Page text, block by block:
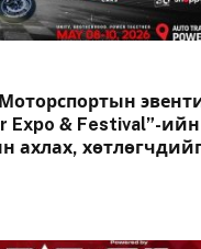
Expo & Festival”-
ахлах,